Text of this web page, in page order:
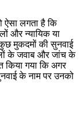
ऐसा लगता है कि
और न्यायिक या
मुकदमों की सुनवाई
के जवाब और जांच के
किया गया कि अगर
के नाम पर उनको